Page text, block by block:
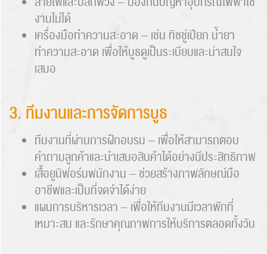
งานไม่ได้
เครื่องมือทำความสะอาด – เช่น ทิชชู่เปียก น้ำยา
ทำความสะอาด เพื่อให้บูธดูเป็นระเบียบและน่าสนใจ
เสมอ
3. ทีมงานและการจัดการบูธ
ทีมงานที่ผ่านการฝึกอบรม – เพื่อให้สามารถตอบ
คำถามลูกค้าและนำเสนอสินค้าได้อย่างมีประสิทธิภาพ
เสื้อยูนิฟอร์มพนักงาน – ช่วยสร้างภาพลักษณ์มือ
อาชีพและเป็นที่จดจำได้ง่าย
แผนการบริหารเวลา – เพื่อให้ทีมงานมีเวลาพักที่
เหมาะสม และรักษาคุณภาพการให้บริการตลอดทั้งวัน